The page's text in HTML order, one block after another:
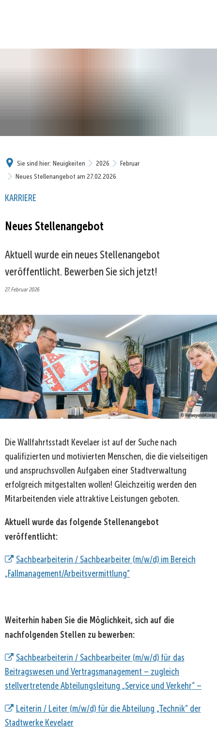
Sie sind hier: Neuigkeiten 2026
Februar
Neues Stellenangebot am 27.02.2026
KARRIERE
Neues Stellenangebot
Aktuell wurde ein neues Stellenangebot
veröffentlicht. Bewerben Sie sich jetzt!
27. Februar 2026
© Verweyen&König
Die Wallfahrtsstadt Kevelaer ist auf der Suche nach
qualifizierten und motivierten Menschen, die die vielseitigen
und anspruchsvollen Aufgaben einer Stadtverwaltung
erfolgreich mitgestalten wollen! Gleichzeitig werden den
Mitarbeitenden viele attraktive Leistungen geboten.
Aktuell wurde das folgende Stellenangebot
veröffentlicht:
Sachbearbeiterin / Sachbearbeiter (m/w/d) im Bereich
„Fallmanagement/Arbeitsvermittlung“
Weiterhin haben Sie die Möglichkeit, sich auf die
nachfolgenden Stellen zu bewerben:
Sachbearbeiterin / Sachbearbeiter (m/w/d) für das
Beitragswesen und Vertragsmanagement – zugleich
stellvertretende Abteilungsleitung „Service und Verkehr“ –
Leiterin / Leiter (m/w/d) für die Abteilung „Technik“ der
Stadtwerke Kevelaer